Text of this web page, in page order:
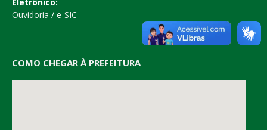
Ouvidoria / e-SIC
COMO CHEGAR À PREFEITURA